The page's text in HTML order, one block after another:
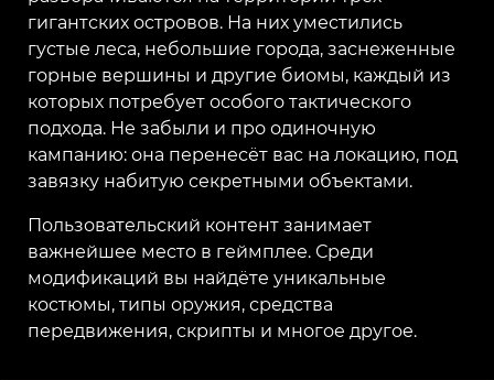
гигантских островов. На них уместились
густые леса, небольшие города, заснеженные
горные вершины и другие биомы, каждый из
которых потребует особого тактического
подхода. Не забыли и про одиночную
кампанию: она перенесёт вас на локацию, под
завязку набитую секретными объектами.
Пользовательский контент занимает
важнейшее место в геймплее. Среди
модификаций вы найдёте уникальные
костюмы, типы оружия, средства
передвижения, скрипты и многое другое.